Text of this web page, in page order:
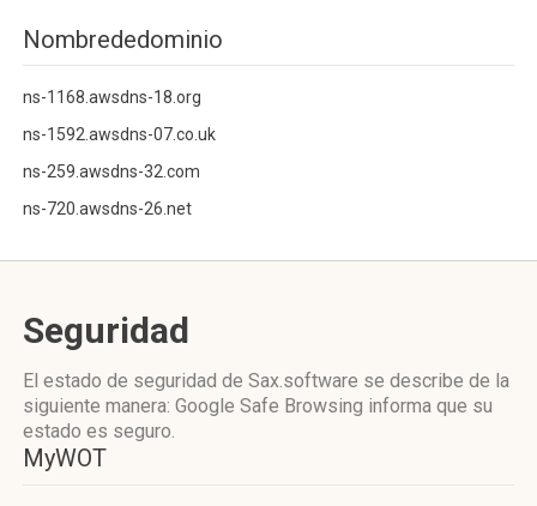
Nombrededominio
ns-1168.awsdns-18.org
ns-1592.awsdns-07.co.uk
ns-259.awsdns-32.com
ns-720.awsdns-26.net
Seguridad
El estado de seguridad de Sax.software se describe de la
siguiente manera: Google Safe Browsing informa que su
estado es seguro.
MyWOT